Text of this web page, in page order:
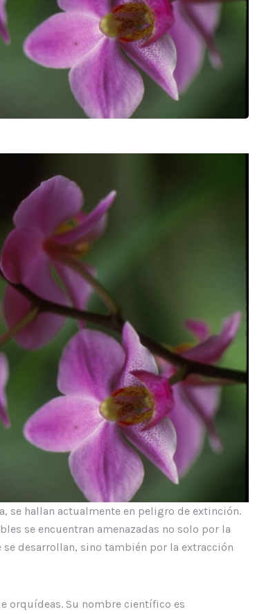
se hallan actualmente en peligro de extinción.
se encuentran amenazadas no solo por la
desarrollan, sino también por la extracción
orquídeas. Su nombre científico es